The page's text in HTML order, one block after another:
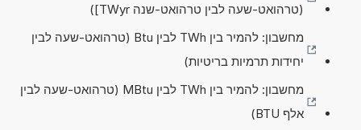
(טרהואט-שעה לבין טרהואט-שנה TWyr])
מחשבון: להמיר בין TWh לבין Btu (טרהואט-שעה לבין
יחידות תרמיות בריטיות)
מחשבון: להמיר בין TWh לבין MBtu (טרהואט-שעה לבין
אלף BTU)